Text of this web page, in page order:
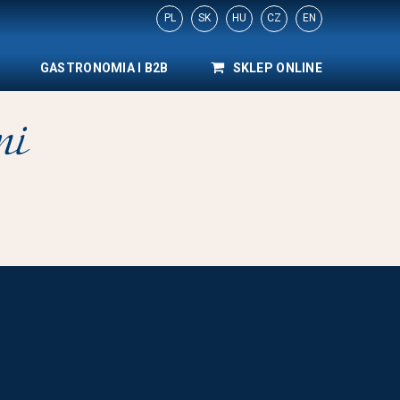
PL SK HU CZ EN
GASTRONOMIA I B2B SKLEP ONLINE